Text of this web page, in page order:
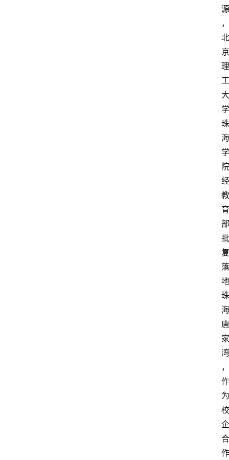
源
，
北
京
理
工
大
学
珠
海
学
院
经
教
育
部
批
复
落
地
珠
海
唐
家
湾
，
作
为
校
企
合
作